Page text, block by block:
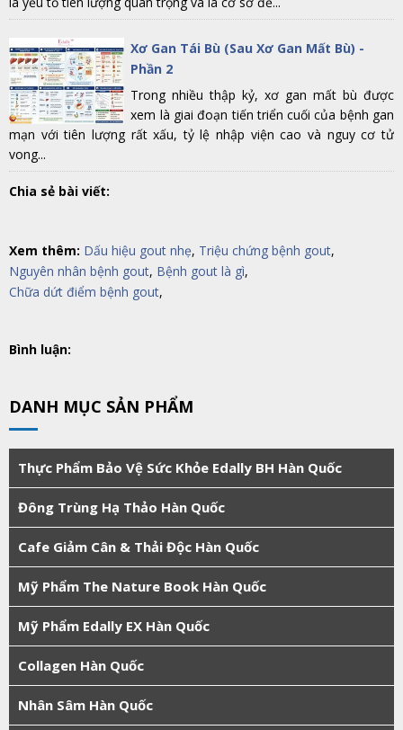
Xơ Gan Tái Bù (Sau Xơ Gan Mất Bù) -
Phần 2
Trong nhiều thập kỷ, xơ gan mất bù được
xem là giai đoạn tiến triển cuối của bệnh gan
mạn với tiên lượng rất xấu, tỷ lệ nhập viện cao và nguy cơ tử
vong...
Chia sẻ bài viết:
Xem thêm: Dấu hiệu gout nhẹ, Triệu chứng bệnh gout,
Nguyên nhân bệnh gout, Bệnh gout là gì,
Chữa dứt điểm bệnh gout,
Bình luận:
DANH MỤC SẢN PHẨM
Thực Phẩm Bảo Vệ Sức Khỏe Edally BH Hàn Quốc
Đông Trùng Hạ Thảo Hàn Quốc
Cafe Giảm Cân & Thải Độc Hàn Quốc
Mỹ Phẩm The Nature Book Hàn Quốc
Mỹ Phẩm Edally EX Hàn Quốc
Collagen Hàn Quốc
Nhân Sâm Hàn Quốc